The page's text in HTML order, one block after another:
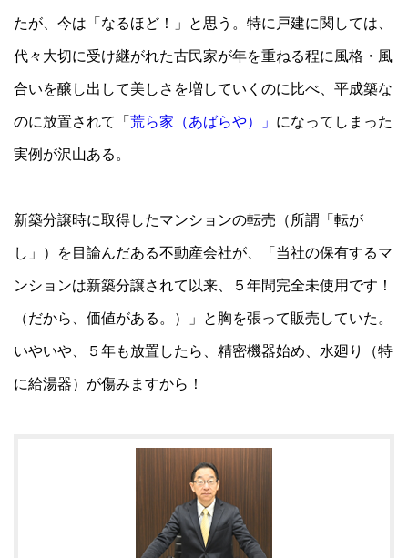
たが、今は「なるほど！」と思う。特に戸建に関しては、
代々大切に受け継がれた古民家が年を重ねる程に風格・風
合いを醸し出して美しさを増していくのに比べ、平成築な
のに放置されて「荒ら家（あばらや）」 になってしまった
実例が沢山ある。
新築分譲時に取得したマンションの転売（所謂「転が
し」）を目論んだある不動産会社が、「当社の保有するマ
ンションは新築分譲されて以来、５年間完全未使用です！
（だから、価値がある。）」と胸を張って販売していた。
いやいや、５年も放置したら、精密機器始め、水廻り（特
に給湯器）が傷みますから！